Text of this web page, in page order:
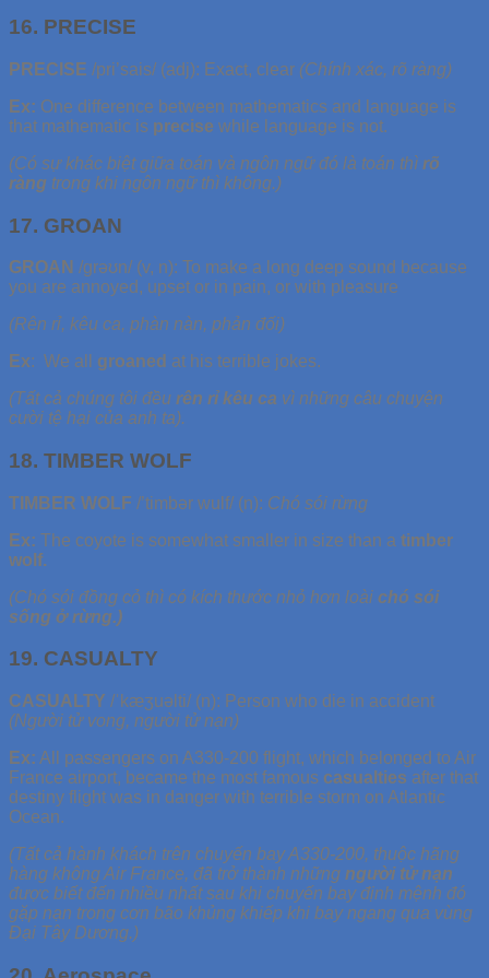
16. PRECISE
PRECISE /pri’sais/ (adj): Exact, clear (Chính xác, rõ ràng)
Ex: One difference between mathematics and language is
that mathematic is precise while language is not.
(Có sự khác biệt giữa toán và ngôn ngữ đó là toán thì rõ
ràng trong khi ngôn ngữ thì không.)
17. GROAN
GROAN /ɡrəʊn/ (v, n): To make a long deep sound because
you are annoyed, upset or in pain, or with pleasure
(Rên rỉ, kêu ca, phàn nàn, phản đối)
Ex: We all groaned at his terrible jokes.
(Tất cả chúng tôi đều rên rỉ kêu ca vì những câu chuyện
cười tệ hại của anh ta).
18. TIMBER WOLF
TIMBER WOLF /’timbər wulf/ (n): Chó sói rừng
Ex: The coyote is somewhat smaller in size than a timber
wolf.
(Chó sói đồng cỏ thì có kích thước nhỏ hơn loài chó sói
sống ở rừng.)
19. CASUALTY
CASUALTY /ˈkæʒuəlti/ (n): Person who die in accident
(Người tử vong, người tử nạn)
Ex: All passengers on A330-200 flight, which belonged to Air
France airport, became the most famous casualties after that
destiny flight was in danger with terrible storm on Atlantic
Ocean.
(Tất cả hành khách trên chuyến bay A330-200, thuộc hãng
hàng không Air France, đã trở thành những người tử nạn
được biết đến nhiều nhất sau khi chuyến bay định mệnh đó
gặp nạn trong cơn bão khủng khiếp khi bay ngang qua vùng
Đại Tây Dương.)